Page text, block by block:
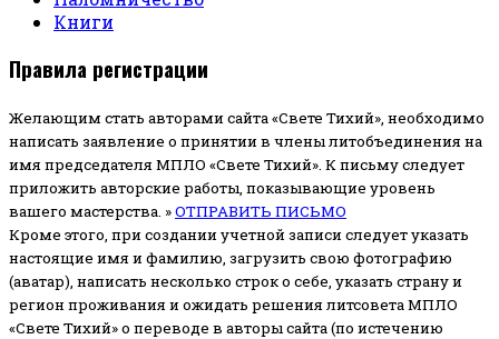
Книги
Правила регистрации
Желающим стать авторами сайта «Свете Тихий», необходимо
написать заявление о принятии в члены литобъединения на
имя председателя МПЛО «Свете Тихий». К письму следует
приложить авторские работы, показывающие уровень
вашего мастерства. »ОТПРАВИТЬ ПИСЬМО
Кроме этого, при создании учетной записи следует указать
настоящие имя и фамилию, загрузить свою фотографию
(аватар), написать несколько строк о себе, указать страну и
регион проживания и ожидать решения литсовета МПЛО
«Свете Тихий» о переводе в авторы сайта (по истечению